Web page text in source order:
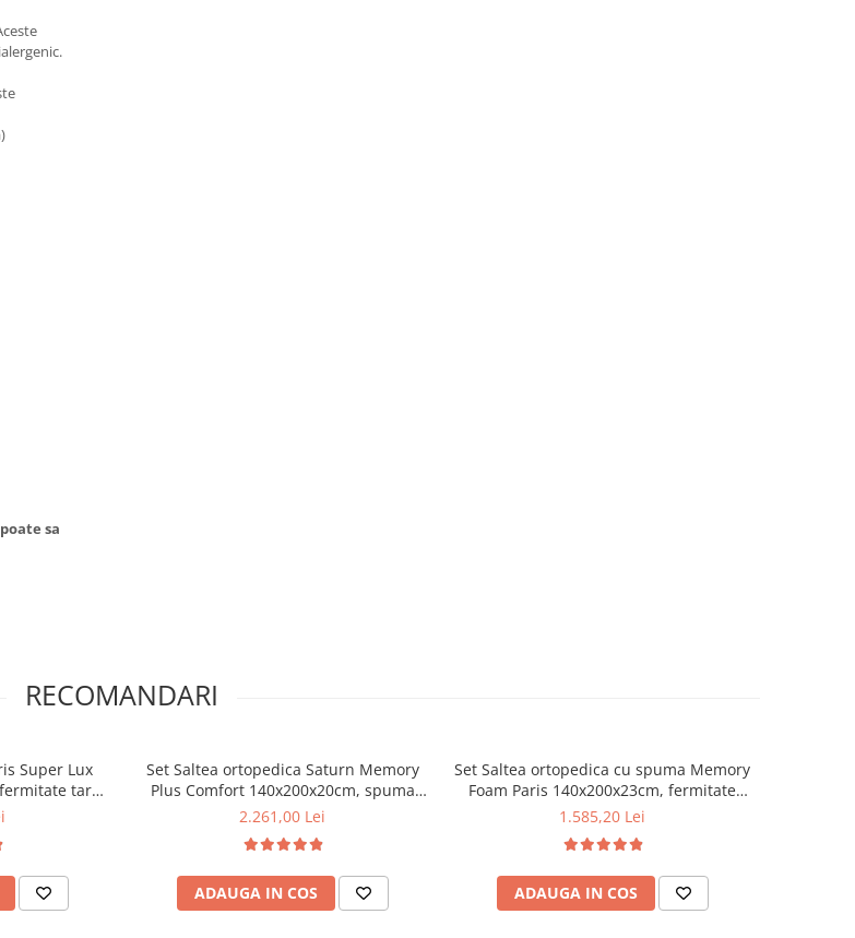
sa
RECOMANDARI
Super Lux
tare,
de aerisire
50x70cm,
Set Saltea ortopedica Saturn Memory
Plus Comfort 140x200x20cm, spuma
poliuretanica HR, memory foam 4 cm,
tare, Pachet textile Avantaj, 2 perne
50x70cm antialergice, husa lavabila
95°C, pilota iarna, densitate 400g/m²
2.261,00 Lei
ADAUGA IN COS
Set Saltea ortopedica cu spuma Memory
Foam Paris 140x200x23cm, fermitate
tare, spuma poliuretanica, memory
2 perne matlasate, 50x70cm, husa
hipoalergenica, lavabila la 95°C si pilota
vara, microfibra, 180x200 cm
1.585,20 Lei
ADAUGA IN COS